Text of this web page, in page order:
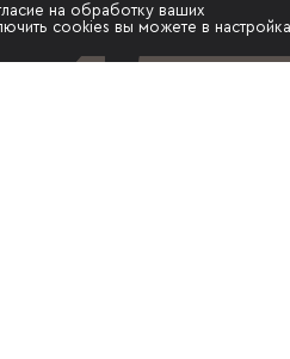
на обработку ваших
cookies вы можете в